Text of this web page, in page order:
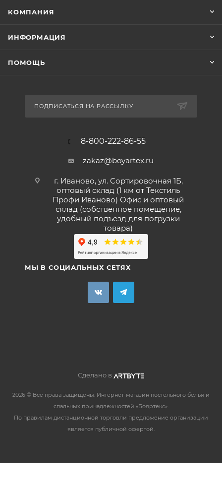
КОМПАНИЯ
ИНФОРМАЦИЯ
ПОМОЩЬ
ПОДПИСАТЬСЯ НА РАССЫЛКУ
8-800-222-86-55
zakaz@boyartex.ru
г. Иваново, ул. Сортировочная 1Б,
оптовый склад (1 км от Текстиль
Профи Иваново) Офис и оптовый
склад (собственное помещение,
удобный подъезд для погрузки
товара)
МЫ В СОЦИАЛЬНЫХ СЕТЯХ
Сделано в
2026 © Все права защищены. Интернет-магазин постельного белья и
спальных принадлежностей «Бояртекс».
По правилам дистанционной торговли предложение организации
является публичной офертой.